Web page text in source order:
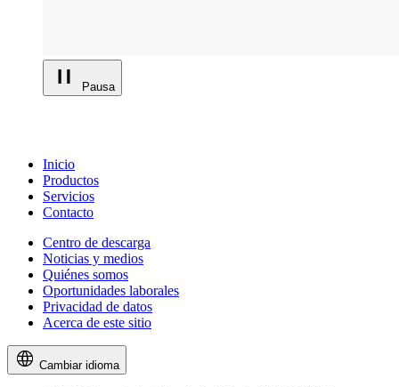
Pausa
Inicio
Productos
Servicios
Contacto
Centro de descarga
Noticias y medios
Quiénes somos
Oportunidades laborales
Privacidad de datos
Acerca de este sitio
Cambiar idioma